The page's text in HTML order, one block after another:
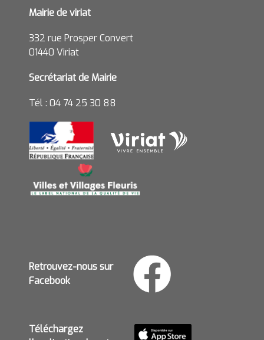
Mairie de viriat
332 rue Prosper Convert
01440 Viriat
Secrétariat de Mairie
Tél : 04 74 25 30 88
Retrouvez-nous sur
Facebook
Téléchargez